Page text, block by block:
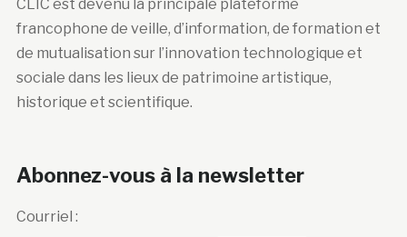
CLIC est devenu la principale plateforme
francophone de veille, d’information, de formation et
de mutualisation sur l’innovation technologique et
sociale dans les lieux de patrimoine artistique,
historique et scientifique.
Abonnez-vous à la newsletter
Courriel :